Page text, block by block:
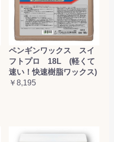
ペンギンワックス スイ
フトプロ 18L (軽くて
速い！快速樹脂ワックス)
￥8,195